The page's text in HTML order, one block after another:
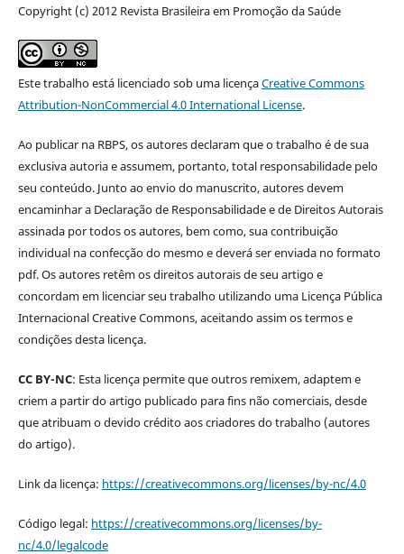
Copyright (c) 2012 Revista Brasileira em Promoção da Saúde
Este trabalho está licenciado sob uma licençaCreative Commons
Attribution-NonCommercial 4.0 International License.
Ao publicar na RBPS, os autores declaram que o trabalho é de sua
exclusiva autoria e assumem, portanto, total responsabilidade pelo
seu conteúdo. Junto ao envio do manuscrito, autores devem
encaminhar a Declaração de Responsabilidade e de Direitos Autorais
assinada por todos os autores, bem como, sua contribuição
individual na confecção do mesmo e deverá ser enviada no formato
pdf. Os autores retêm os direitos autorais de seu artigo e
concordam em licenciar seu trabalho utilizando uma Licença Pública
Internacional Creative Commons, aceitando assim os termos e
condições desta licença.
CC BY-NC: Esta licença permite que outros remixem, adaptem e
criem a partir do artigo publicado para fins não comerciais, desde
que atribuam o devido crédito aos criadores do trabalho (autores
do artigo).
Link da licença: https://creativecommons.org/licenses/by-nc/4.0
Código legal: https://creativecommons.org/licenses/by-
nc/4.0/legalcode